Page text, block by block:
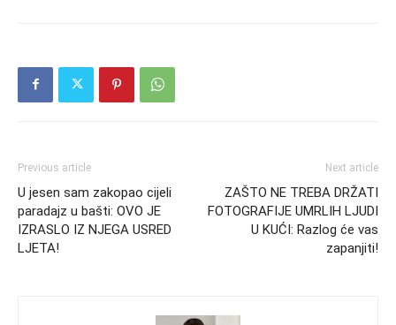
Previous article
U jesen sam zakopao cijeli
paradajz u bašti: OVO JE
IZRASLO IZ NJEGA USRED
LJETA!
Next article
ZAŠTO NE TREBA DRŽATI
FOTOGRAFIJE UMRLIH LJUDI
U KUĆI: Razlog će vas
zapanjiti!